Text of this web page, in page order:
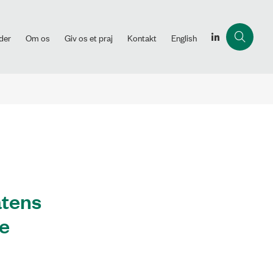
Om os Giv os et praj Kontakt English